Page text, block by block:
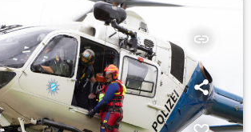
insert_link